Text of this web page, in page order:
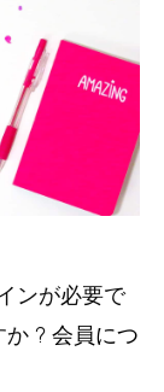
ンが必要で
か ? 会員につ